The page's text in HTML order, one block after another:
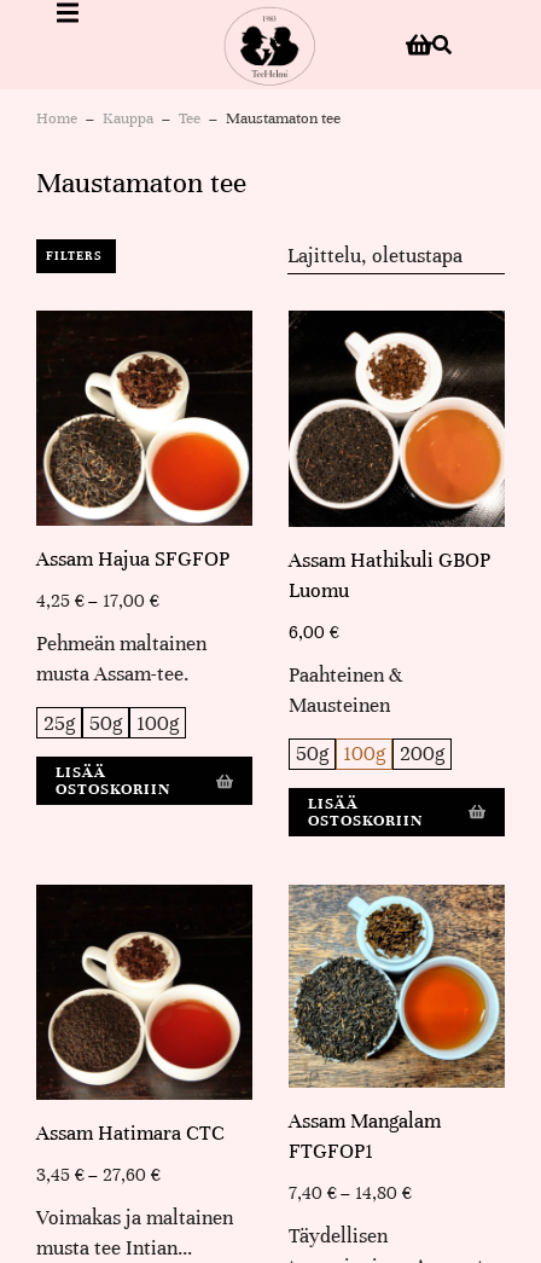
You are here:
Home Kauppa Tee Maustamaton tee
Maustamaton tee
FILTERS
25g 50g 100g
Assam Hajua SFGFOP
4,25 € – 17,00 €
Pehmeän maltainen
musta Assam-tee.
LISÄÄ
OSTOSKORIIN
50g 100g 200g
Assam Hathikuli GBOP
Luomu
6,00 €
Paahteinen &
Mausteinen
LISÄÄ
OSTOSKORIIN
Assam Hatimara CTC
3,45 € – 27,60 €
Voimakas ja maltainen
musta tee Intian…
Assam Mangalam
FTGFOP1
7,40 € – 14,80 €
Täydellisen